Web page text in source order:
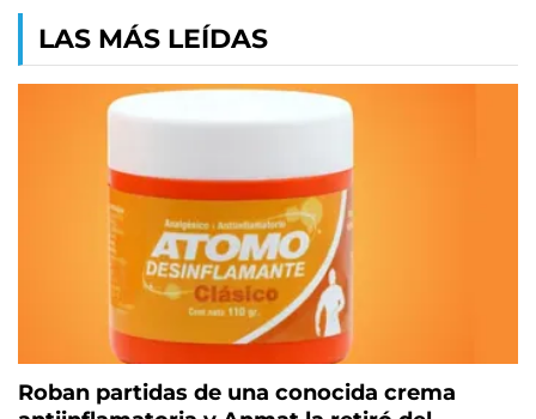
LAS MÁS LEÍDAS
Roban partidas de una conocida crema